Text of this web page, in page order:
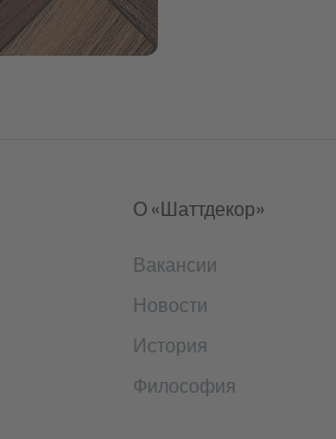
О «Шаттдекор»
Вакансии
Новости
История
Философия